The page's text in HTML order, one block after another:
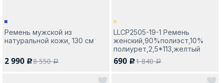
Ремень мужской из
натуральной кожи, 130 см
2 990 c8 550a
LLCP2505-19-1 Ремень
женский,90%полиэст,10%
полиурет,2,5*113,желтый
690 c1 840a